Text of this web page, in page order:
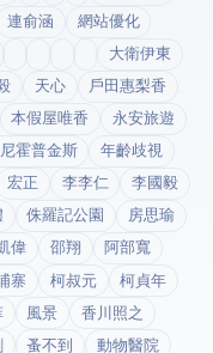
連俞涵
網站優化
大衛伊東
天心
戶田惠梨香
本假屋唯香
永安旅遊
霍普金斯
年齡歧視
宏正 李李仁
李國毅
侏羅記公園
房思瑜
偉 邵翔
阿部寬
寨 柯叔元
柯貞年
風景
香川照之
蚤不到 動物醫院